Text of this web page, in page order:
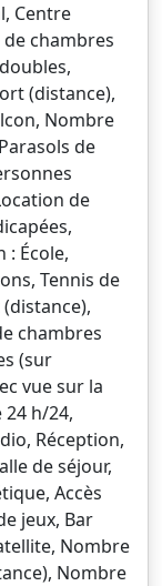
Centre
chambres
(distance),
Nombre
de
de
: École,
Tennis de
chambres
(sur
vue sur la
24 h/24,
Réception,
de séjour,
Accès
jeux, Bar
Nombre
Nombre